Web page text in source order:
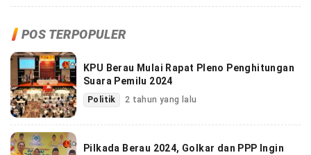
POS TERPOPULER
KPU Berau Mulai Rapat Pleno Penghitungan
Suara Pemilu 2024
Politik 2 tahun yang lalu
Pilkada Berau 2024, Golkar dan PPP Ingin